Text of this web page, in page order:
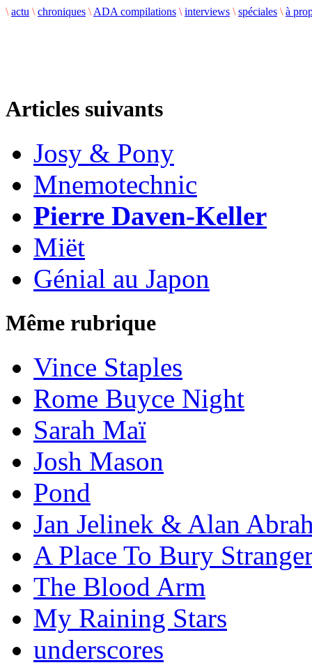
\ actu \ chroniques \ ADA compilations \ interviews \ spéciales \ à
Articles suivants
Josy & Pony
Mnemotechnic
Pierre Daven-Keller
Miët
Génial au Japon
Même rubrique
Vince Staples
Rome Buyce Night
Sarah Maï
Josh Mason
Pond
Jan Jelinek & Alan
A Place To Bury
The Blood Arm
My Raining Stars
underscores